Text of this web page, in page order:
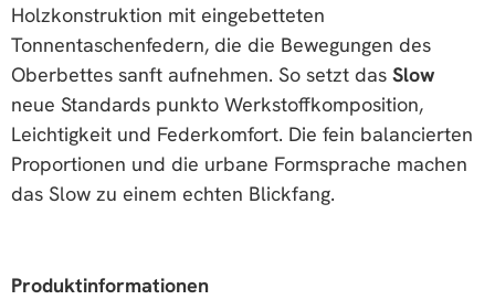
Holzkonstruktion mit eingebetteten
Tonnentaschenfedern, die die Bewegungen des
Oberbettes sanft aufnehmen. So setzt das Slow
neue Standards punkto Werkstoffkomposition,
Leichtigkeit und Federkomfort. Die fein balancierten
Proportionen und die urbane Formsprache machen
das Slow zu einem echten Blickfang.
Produktinformationen